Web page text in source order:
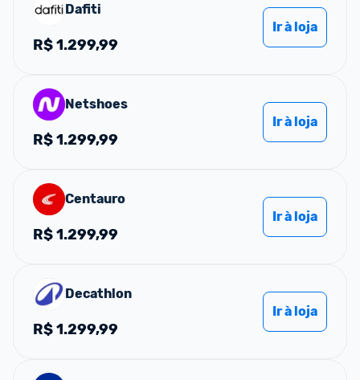
Dafiti
R$1.299,99
Ir à loja
Netshoes
R$1.299,99
Ir à loja
Centauro
R$1.299,99
Ir à loja
Decathlon
R$1.299,99
Ir à loja